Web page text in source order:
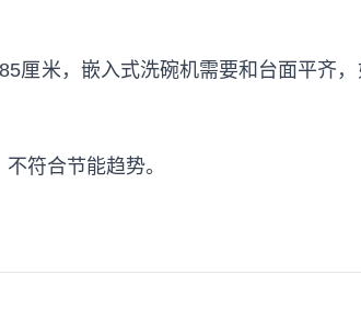
厘米，嵌入式洗碗机需要和台面平齐
符合节能趋势。